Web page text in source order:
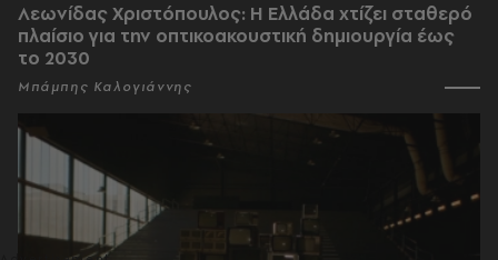
Λεωνίδας Χριστόπουλος: Η Ελλάδα χτίζει σταθερό
πλαίσιο για την οπτικοακουστική δημιουργία έως
το 2030
Μπάμπης Καλογιάννης